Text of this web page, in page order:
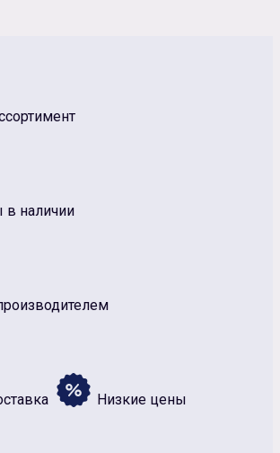
в наличии
Низкие цены